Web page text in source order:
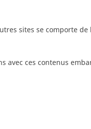
sites se comporte
ces contenus